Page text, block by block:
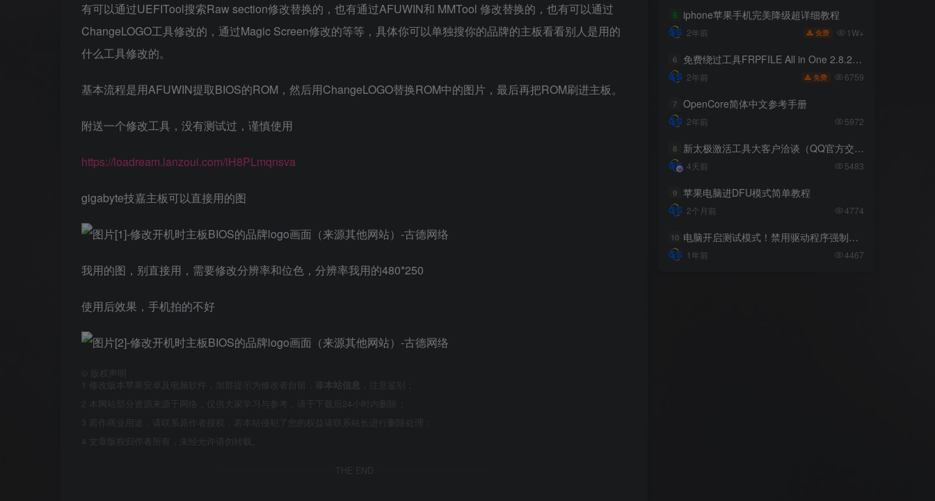
有可以通过UEFITool搜索Raw section修改替换的，也有通过AFUWIN和 MMTool 修改替换的，也有可以通过
ChangeLOGO工具修改的，通过Magic Screen修改的等等，具体你可以单独搜你的品牌的主板看看别人是用的
什么工具修改的。
基本流程是用AFUWIN提取BIOS的ROM，然后用ChangeLOGO替换ROM中的图片，最后再把ROM刷进主板。
附送一个修改工具，没有测试过，谨慎使用
https://loadream.lanzoui.com/iH8PLmqnsva
gigabyte技嘉主板可以直接用的图
我用的图，别直接用，需要修改分辨率和位色，分辨率我用的480*250
使用后效果，手机拍的不好
版权声明
1
修改版本苹果安卓及电脑软件，加群提示为修改者自留， 非本站信息 ，注意鉴别；
2 本网站部分资源来源于网络，仅供大家学习与参考，请于下载后24小时内删除；
3 若作商业用途，请联系原作者授权，若本站侵犯了您的权益请联系站长进行删除处理；
4 文章版权归作者所有，未经允许请勿转载。
THE END
5 iphone苹果手机完美降级超详细教程
2年前 免费 1W+
6 免费绕过工具FRPFILE All in One 2.8.2，支持iOS 12.5.3~14.8
2年前 免费 6759
7 OpenCore简体中文参考手册
2年前 5972
8 新太极激活工具大客户洽谈（QQ官方交流群：523943346）
4天前 5483
9 苹果电脑进DFU模式简单教程
2个月前 4774
10 电脑开启测试模式！禁用驱动程序强制签名！（大概操作方法）
1年前 4467
5 iphone苹果手机完美降级超详细教程
2年前 免费 1W+
6 免费绕过工具FRPFILE All in One 2.8.2，支持iOS 12.5.3~14.8
2年前 免费 6759
7 OpenCore简体中文参考手册
2年前 5972
8 新太极激活工具大客户洽谈（QQ官方交流群：523943346）
4天前 5483
9 苹果电脑进DFU模式简单教程
2个月前 4774
10 电脑开启测试模式！禁用驱动程序强制签名！（大概操作方法）
1年前 4467